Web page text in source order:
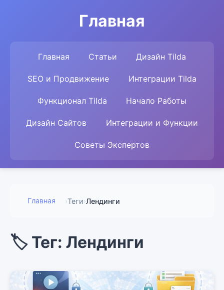
Главная
Главная Статьи Дизайн Tilda
SEO и Продвижение Интеграции Tilda
Функционал Tilda Начало Работы
Дизайн Сайтов Интеграции и Функции
Советы Экспертов
Главная ›Теги›Лендинги
🏷️ Тег: Лендинги